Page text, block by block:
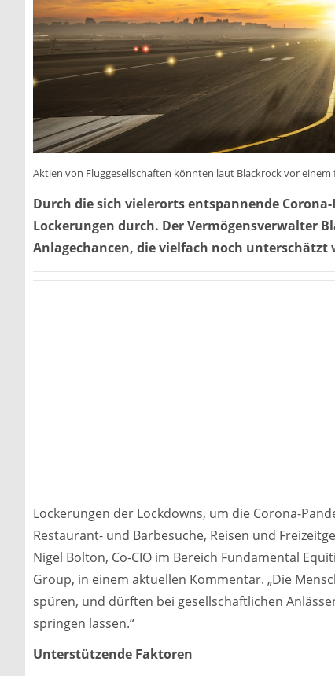
Aktien von Fluggesellschaften könnten laut Blackrock vor
Durch die sich vielerorts entspannende
Lockerungen durch. Der Vermögensverwalter
Anlagechancen, die vielfach noch unterschätzt
Lockerungen der Lockdowns, um die Corona-
Restaurant- und Barbesuche, Reisen und
Nigel Bolton, Co-CIO im Bereich Fundamental
Group, in einem aktuellen Kommentar. „Die
spüren, und dürften bei gesellschaftlichen
springen lassen.“
Unterstützende Faktoren